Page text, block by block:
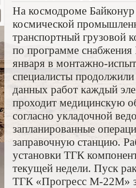
На космодроме Байконур
космической
транспортный грузовой
по программе
января в монтажно-
специалисты
данных работ каждый
проходит медицинскую
согласно укладочной
запланированные
заправочную станцию.
установки ТГК
текущей недели. Пуск
ТГК «Прогресс М-22М»